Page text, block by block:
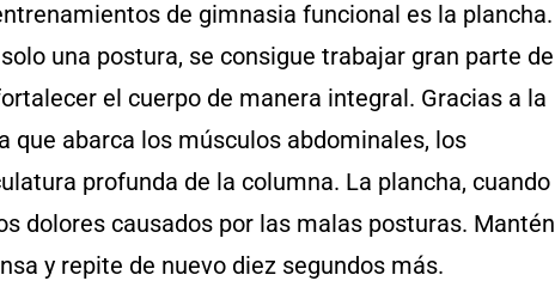
de gimnasia funcional es la plancha.
una postura, se consigue trabajar gran parte de
el cuerpo de manera integral. Gracias a la
que abarca los músculos abdominales, los
profunda de la columna. La plancha, cuando
dolores causados por las malas posturas. Mantén
y repite de nuevo diez segundos más.